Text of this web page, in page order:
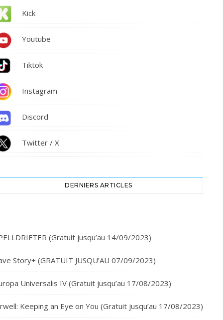
Kick
Youtube
Tiktok
Instagram
Discord
Twitter / X
DERNIERS ARTICLES
(Gratuit jusqu’au 14/09/2023)
Story+ (GRATUIT JUSQU’AU 07/09/2023)
Universalis IV (Gratuit jusqu’au 17/08/2023)
Keeping an Eye on You (Gratuit jusqu’au 17/08/2023)